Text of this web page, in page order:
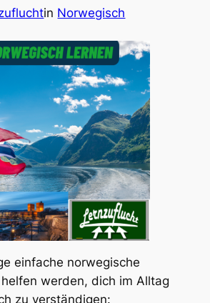
in Norwegisch
einfache norwegische
werden, dich im Alltag
zu verständigen: